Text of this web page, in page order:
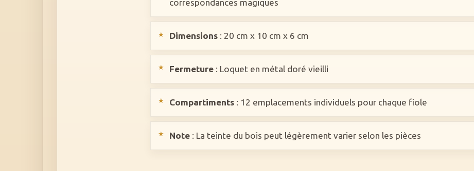
correspondances magiques
Dimensions: 20 cm x 10 cm x 6 cm
Fermeture: Loquet en métal doré vieilli
Compartiments: 12 emplacements individuels pour chaque fiole
Note: La teinte du bois peut légèrement varier selon les pièces